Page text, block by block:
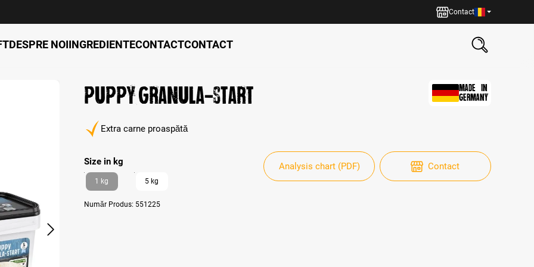
Contact
DESPRE NOIINGREDIENTECONTACTCONTACT
Puppy Granula-Start
MADE IN
GERMANY
Extra carne proaspătă
Select
Size in kg
1 kg 5 kg
Număr Produs: 551225
Analysis chart (PDF) Contact